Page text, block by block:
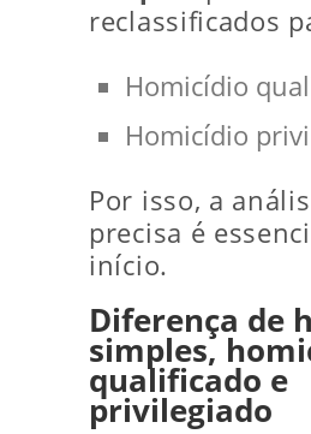
reclassificados
Homicídio
Homicídio
Por isso, a
precisa é
início.
Diferença de
simples,
qualificado e
privilegiado